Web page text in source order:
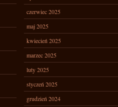
czerwiec 2025
maj 2025
kwiecień 2025
marzec 2025
luty 2025
styczeń 2025
grudzień 2024